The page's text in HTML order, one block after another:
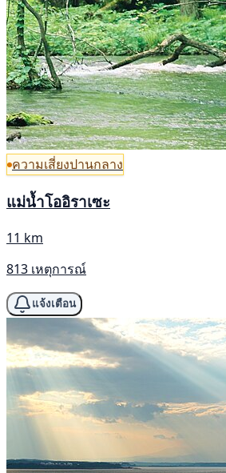
ความเสี่ยงปานกลาง
แม่น้ำโออิราเซะ
11 km
813 เหตุการณ์
แจ้งเตือน